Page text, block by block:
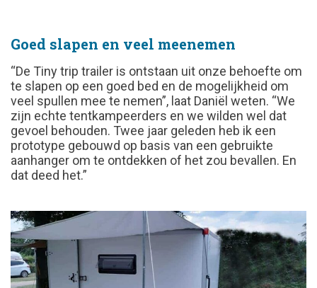
Goed slapen en veel meenemen
“De Tiny trip trailer is ontstaan uit onze behoefte om
te slapen op een goed bed en de mogelijkheid om
veel spullen mee te nemen”, laat Daniël weten. “We
zijn echte tentkampeerders en we wilden wel dat
gevoel behouden. Twee jaar geleden heb ik een
prototype gebouwd op basis van een gebruikte
aanhanger om te ontdekken of het zou bevallen. En
dat deed het.”